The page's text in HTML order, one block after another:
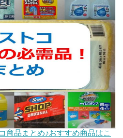
商品まとめ♪おすすめ商品はこ